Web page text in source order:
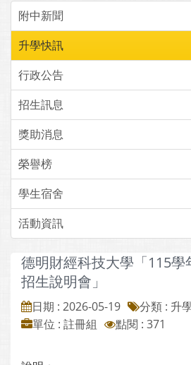
附中新聞
升學快訊
行政公告
招生訊息
獎助消息
榮譽榜
學生宿舍
活動資訊
德明財經科技大學「115學
招生說明會」
日期 : 2026-05-19
分類 : 升
單位 : 註冊組
點閱 : 371